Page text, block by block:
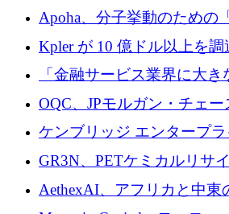
スタートアップの成長に向
の資本シフトを呼びかけ
Apoha、分子挙動のための
リジェンス」を構築するた
かけてステルス状態から出現
Kpler が 10 億ドル以上を調
Contentful を買収、Built in
ンを開始
「金融サービス業界に大
いる」と「欧州初のAIネイ
スが語る
OQC、JPモルガン・チェ
界のフィンテック・アプリ
するためにQuantum-AIデー
上げ
ケンブリッジ エンタープ
ィープテック創設者向けに
を構築
GR3N、PETケミカルリサ
めにシリーズBで1,550万ユ
AethexAI、アフリカと中東
ストラクチャを構築するた